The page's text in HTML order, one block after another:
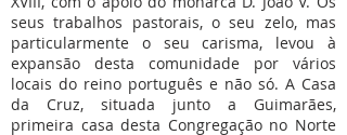
seus trabalhos pastorais, o seu zelo, mas
particularmente o seu carisma, levou à
expansão desta comunidade por vários
locais do reino português e não só. A Casa
da Cruz, situada junto a Guimarães,
primeira casa desta Congregação no Norte